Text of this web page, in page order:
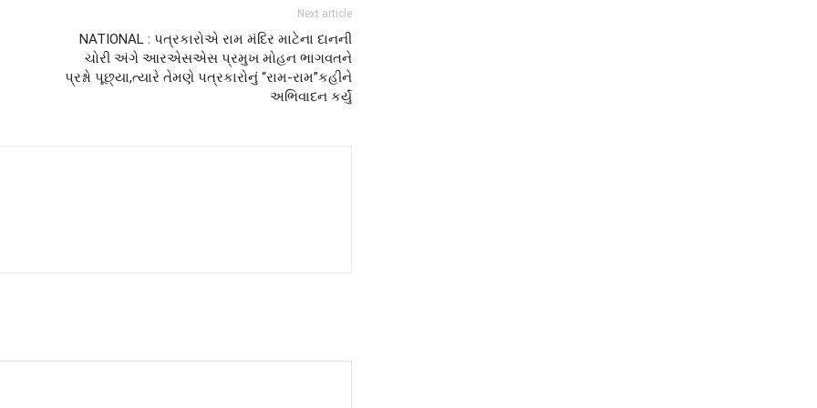
Next article
NATIONAL : પત્રકારોએ રામ મંદિર માટેના દાનની
ચોરી અંગે આરએસએસ પ્રમુખ મોહન ભાગવતને
પ્રશ્નો પૂછ્યા,ત્યારે તેમણે પત્રકારોનું “રામ-રામ”કહીને
અભિવાદન કર્યું